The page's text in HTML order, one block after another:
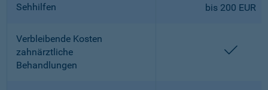
Sehhilfen
bis 200 EUR
Verbleibende Kosten
zahnärztliche
Behandlungen